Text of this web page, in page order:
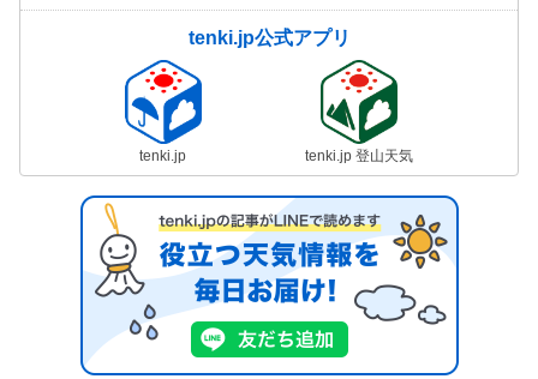
tenki.jp公式アプリ
tenki.jp tenki.jp 登山天気